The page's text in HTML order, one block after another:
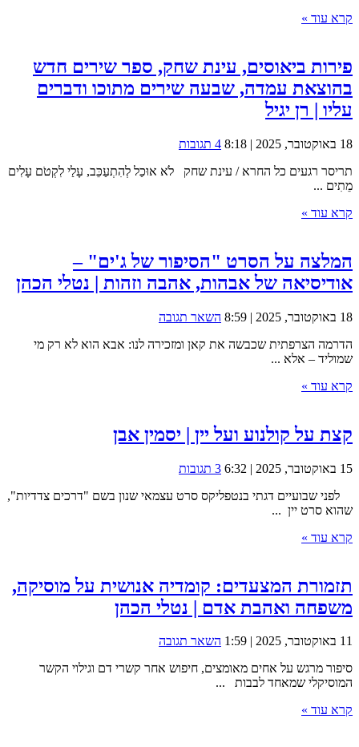
קרא עוד »
פירות ביאוסים, עינת שחק, ספר שירים חדש
בהוצאת עמדה, שבעה שירים מתוכו ודברים
עליו | רן יגיל
18 באוקטובר, 2025 | 8:18
4 תגובות
תריסר רגעים כל החרא / עינת שחק לֹא אוּכַל לְהִתְעַכֵּב, עָלַי לִקְטֹם עָלִים
מֵתִים ...
קרא עוד »
המלצה על הסרט "הסיפור של ג'ים" –
אודיסיאה של אבהות, אהבה וזהות | נטלי הכהן
18 באוקטובר, 2025 | 8:59
השאר תגובה
הדרמה הצרפתית שכבשה את קאן ומזכירה לנו: אבא הוא לא רק מי
שמוליד – אלא ...
קרא עוד »
קצת על קולנוע ועל יין | יסמין אבן
15 באוקטובר, 2025 | 6:32
3 תגובות
לפני שבועיים דגתי בנטפליקס סרט עצמאי שנון בשם "דרכים צדדיות",
שהוא סרט יין ...
קרא עוד »
תזמורת המצעדים: קומדיה אנושית על מוסיקה,
משפחה ואהבת אדם | נטלי הכהן
11 באוקטובר, 2025 | 1:59
השאר תגובה
סיפור מרגש על אחים מאומצים, חיפוש אחר קשרי דם וגילוי הקשר
המוסיקלי שמאחד לבבות ...
קרא עוד »